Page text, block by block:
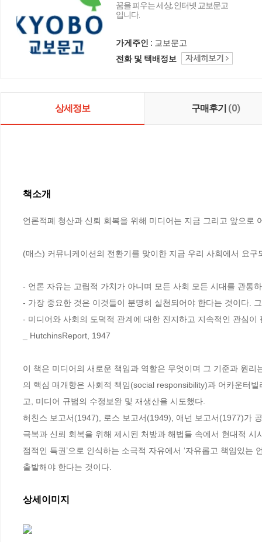
꿈을 피우는 세상, 인터넷 교보문고
입니다.
가게주인 : 교보문고
전화 및 택배정보
상세정보 구매후기 (0)
책소개
언론적폐 청산과 신뢰 회복을 위해 미디어는 지금 그리고 앞으로
(매스) 커뮤니케이션의 전환기를 맞이한 지금 우리 사회에서 요
- 언론 자유는 고립적 가치가 아니며 모든 사회 모든 시대를 관통
- 가장 중요한 것은 이것들이 분명히 실천되어야 한다는 것이다.
- 미디어와 사회의 도덕적 관계에 대한 진지하고 지속적인 관심이
_ HutchinsReport, 1947
이 책은 미디어의 새로운 책임과 역할은 무엇이며 그 기준과 원
의 핵심 매개항은 사회적 책임(social responsibility)과 어카운터
고, 미디어 규범의 수정보완 및 재생산을 시도했다.
허친스 보고서(1947), 로스 보고서(1949), 애넌 보고서(1977)가
극복과 신뢰 회복을 위해 제시된 처방과 해법들 속에서 현대적
점적인 특권’으로 인식하는 소극적 자유에서 ‘자유롭고 책임있는
출발해야 한다는 것이다.
상세이미지